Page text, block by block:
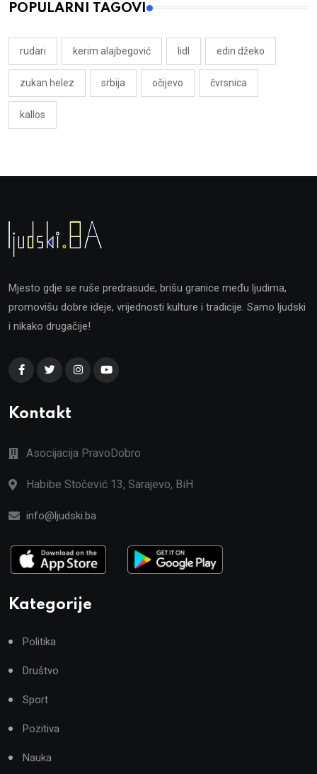
POPULARNI TAGOVI
rudari kerim alajbegović lidl edin džeko
zukan helez srbija očijevo čvrsnica
kallos
Mjesto gdje se ruše predrasude, brišu granice među ljudima,
promovišu dobre ideje, vrijednosti kulture i tradicije. Samo ljudski
i nikako drugačije!
Kontakt
Asocijacija PravoDobro
Habibe Stočević 13, Sarajevo, BiH
info@ljudski.ba
Kategorije
Politika
Društvo
Sport
Pozitiva
Nauka